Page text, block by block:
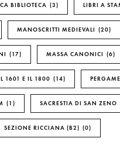
BIBLIOTECA 3 LIBRI A
MANOSCRITTI MEDIEVALI 20
17 MASSA CANONICI 6
1601 E IL 1800 14
1 SACRESTIA DI SAN ZENO
SEZIONE RICCIANA (B2) 0